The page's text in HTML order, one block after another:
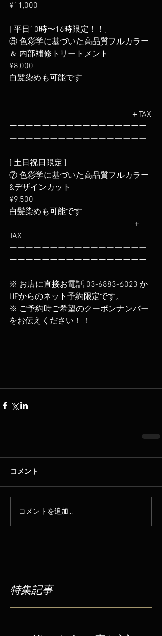
¥11,000
[ 平日10時〜16時限定！！]
⑤ 色彩学に基づいた高品質フルカラー
＆ 内部補修トリートメント
¥8,000
白髪染めも可能です
                                        　　　　　＋TAX
ーーーーーーーーーーーーーーーーー
ーーーーーーーーーーーーーーーーー
[ 土日祝日限定 ]
⑦ 色彩学に基づいた高品質フルカラー
&デザインカット
¥9,500
白髪染めも可能です
                                                             ＋
TAX
ーーーーーーーーーーーーーーーーー
ーーーーーーーーーーーーーーーーー
※ お店に直接お電話 03-6883-6023 か
HPからのネット予約限定です。
※ ご予約時ご希望のクーポンナンバー
をお伝えください！！
コメント
コメントを追加…
特集記事